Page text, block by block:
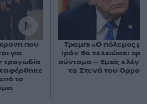
που
για
τραγωδία
το
Τραμπ: «Ο πόλεμος με
Ιράν θα τελειώσει
σύντομα – Εμείς
τα Στενά του